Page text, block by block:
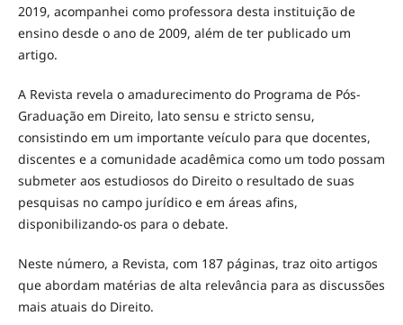
2019, acompanhei como professora desta instituição de
ensino desde o ano de 2009, além de ter publicado um
artigo.
A Revista revela o amadurecimento do Programa de Pós-
Graduação em Direito, lato sensu e stricto sensu,
consistindo em um importante veículo para que docentes,
discentes e a comunidade acadêmica como um todo possam
submeter aos estudiosos do Direito o resultado de suas
pesquisas no campo jurídico e em áreas afins,
disponibilizando-os para o debate.
Neste número, a Revista, com 187 páginas, traz oito artigos
que abordam matérias de alta relevância para as discussões
mais atuais do Direito.